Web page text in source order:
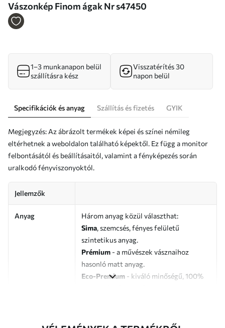
Vászonkép Finom ágak Nr s47450
1–3 munkanapon belül
szállításra kész
Visszatérítés 30
napon belül
Specifikációk és anyag Szállítás és fizetés GYIK
Megjegyzés: Az ábrázolt termékek képei és színei némileg
eltérhetnek a weboldalon található képektől. Ez függ a monitor
felbontásától és beállításaitól, valamint a fényképezés során
uralkodó fényviszonyoktól.
Jellemzők
Anyag
Három anyag közül választhat:
Sima, szemcsés, fényes felületű
szintetikus anyag.
Prémium - a művészek vásznaihoz
hasonló matt anyag.
Eco-Premium - kiváló minőségű, 100%